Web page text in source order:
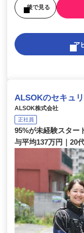
後で見る
ア
ALSOKのセキュ
ALSOK株式会社
正社員
95%が未経験スター
与平均137万円｜20